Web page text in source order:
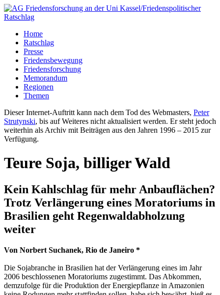
Home
Ratschlag
Presse
Friedensbewegung
Friedensforschung
Memorandum
Regionen
Themen
Dieser Internet-Auftritt kann nach dem Tod des Webmasters, Peter
Strutynski, bis auf Weiteres nicht aktualisiert werden. Er steht jedoch
weiterhin als Archiv mit Beiträgen aus den Jahren 1996 – 2015 zur
Verfügung.
Teure Soja, billiger Wald
Kein Kahlschlag für mehr Anbauflächen?
Trotz Verlängerung eines Moratoriums in
Brasilien geht Regenwaldabholzung
weiter
Von Norbert Suchanek, Rio de Janeiro *
Die Sojabranche in Brasilien hat der Verlängerung eines im Jahr
2006 beschlossenen Moratoriums zugestimmt. Das Abkommen,
demzufolge für die Produktion der Energiepflanze in Amazonien